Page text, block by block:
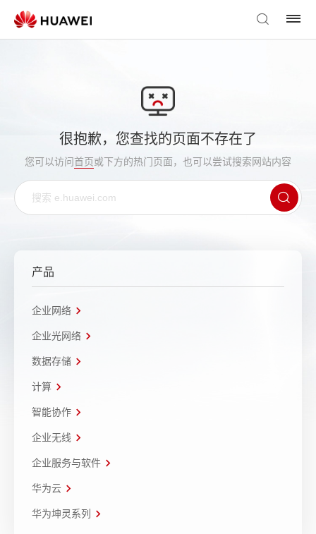
很抱歉，您查找的页面不存在了
您可以访问首页或下方的热门页面，也可以尝试搜索网站内容
产品
企业网络
企业光网络
数据存储
计算
智能协作
企业无线
企业服务与软件
华为云
华为坤灵系列